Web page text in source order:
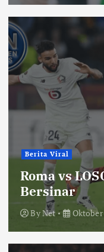
Berita Viral
Roma vs
Bersinar
ByNet Oktober